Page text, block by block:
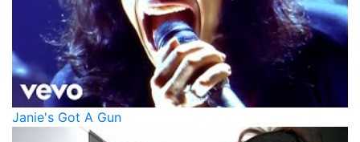
Janie's Got A Gun